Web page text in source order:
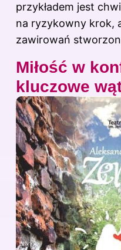
przykładem jest
na ryzykowny krok,
zawirowań
Miłość w
kluczowe